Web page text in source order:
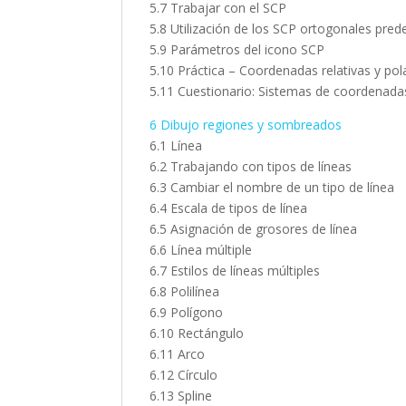
5.7 Trabajar con el SCP
5.8 Utilización de los SCP ortogonales
5.9 Parámetros del icono SCP
5.10 Práctica – Coordenadas relativas y
5.11 Cuestionario: Sistemas de
6 Dibujo regiones y sombreados
6.1 Línea
6.2 Trabajando con tipos de líneas
6.3 Cambiar el nombre de un tipo de línea
6.4 Escala de tipos de línea
6.5 Asignación de grosores de línea
6.6 Línea múltiple
6.7 Estilos de líneas múltiples
6.8 Polilínea
6.9 Polígono
6.10 Rectángulo
6.11 Arco
6.12 Círculo
6.13 Spline